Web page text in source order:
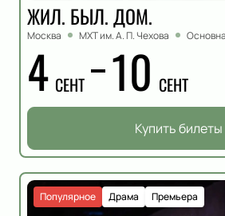
ЖИЛ. БЫЛ. ДОМ.
Москва МХТ им. А. П. Чехова
4 СЕНТ 10 СЕНТ
Купить билеты
Драма
Популярное Премьера